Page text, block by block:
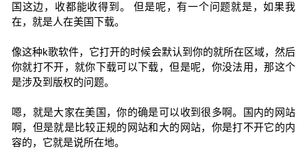
国这边，收都能收得到。 但是呢，有一个问题就是，如果我
在，就是人在美国下载。
像这种k歌软件，它打开的时候会默认到你的就所在区域，然后
你就打不开，就你下载可以下载，但是呢，你没法用，那这个
是涉及到版权的问题。
嗯，就是大家在美国，你的确是可以收到很多啊。国内的网站
啊，但是就是比较正规的网站和大的网站，你是打不开它的内
容的，它就是说所在地。